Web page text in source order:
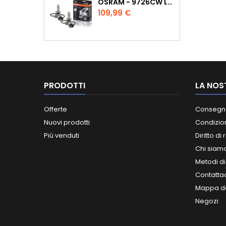
Prezzo
109,99 €
PRODOTTI
Offerte
Nuovi prodotti
Più venduti
LA
Diritto di
Chi
Metodi
Mappa
Negozi